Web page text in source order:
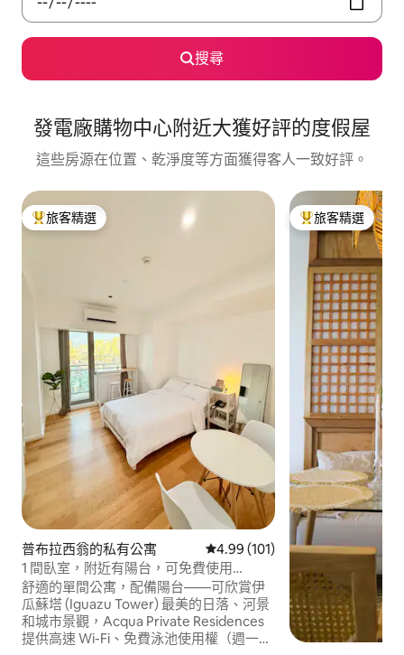
搜尋
發電廠購物中心附近大獲好評的度假屋
這些房源在位置、乾淨度等方面獲得客人一致好評。
旅客精選榜首
旅客精選
普布拉西翁的私有公寓 從 101 則評價中獲得 4.99 的平
4.99 (101)
1 間臥室，附近有陽台，可免費使用
Rockwell Makati 泳池
舒適的單間公寓，配備陽台——可欣賞伊
瓜蘇塔 (Iguazu Tower) 最美的日落、河景
和城市景觀，Acqua Private Residences
提供高速 Wi-Fi、免費泳池使用權（週一休
旅客精選榜首
旅客精選